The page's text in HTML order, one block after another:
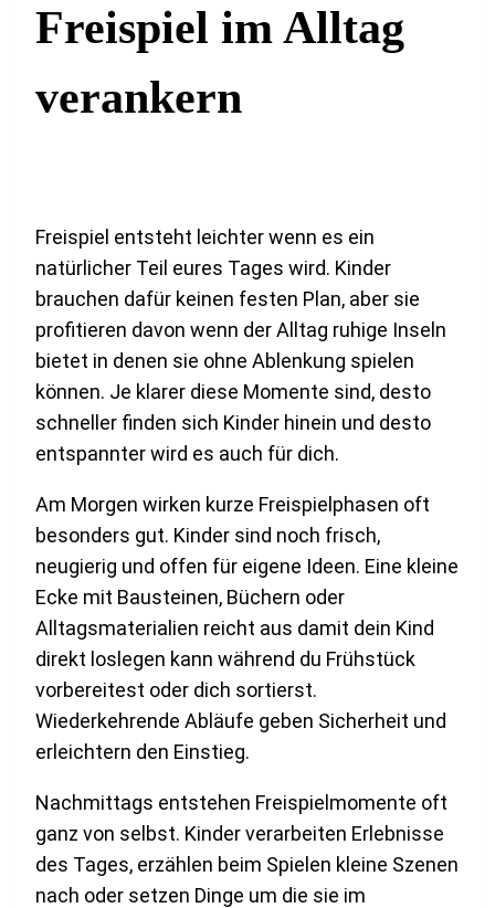
Freispiel im Alltag
verankern
Freispiel entsteht leichter wenn es ein
natürlicher Teil eures Tages wird. Kinder
brauchen dafür keinen festen Plan, aber sie
profitieren davon wenn der Alltag ruhige Inseln
bietet in denen sie ohne Ablenkung spielen
können. Je klarer diese Momente sind, desto
schneller finden sich Kinder hinein und desto
entspannter wird es auch für dich.
Am Morgen wirken kurze Freispielphasen oft
besonders gut. Kinder sind noch frisch,
neugierig und offen für eigene Ideen. Eine kleine
Ecke mit Bausteinen, Büchern oder
Alltagsmaterialien reicht aus damit dein Kind
direkt loslegen kann während du Frühstück
vorbereitest oder dich sortierst.
Wiederkehrende Abläufe geben Sicherheit und
erleichtern den Einstieg.
Nachmittags entstehen Freispielmomente oft
ganz von selbst. Kinder verarbeiten Erlebnisse
des Tages, erzählen beim Spielen kleine Szenen
nach oder setzen Dinge um die sie im